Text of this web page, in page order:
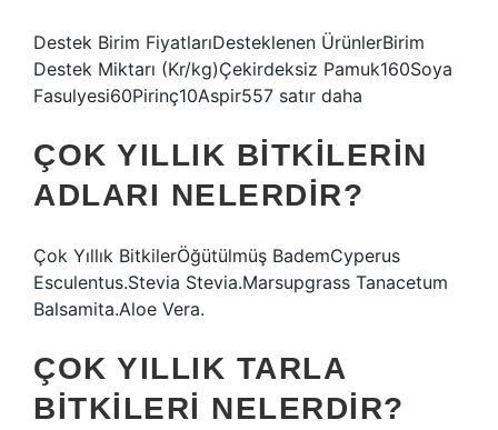
Destek Birim FiyatlarıDesteklenen ÜrünlerBirim
Destek Miktarı (Kr/kg)Çekirdeksiz Pamuk160Soya
Fasulyesi60Pirinç10Aspir557 satır daha
ÇOK YILLIK BITKILERIN
ADLARI NELERDIR?
Çok Yıllık BitkilerÖğütülmüş BademCyperus
Esculentus.Stevia Stevia.Marsupgrass Tanacetum
Balsamita.Aloe Vera.
ÇOK YILLIK TARLA
BITKILERI NELERDIR?